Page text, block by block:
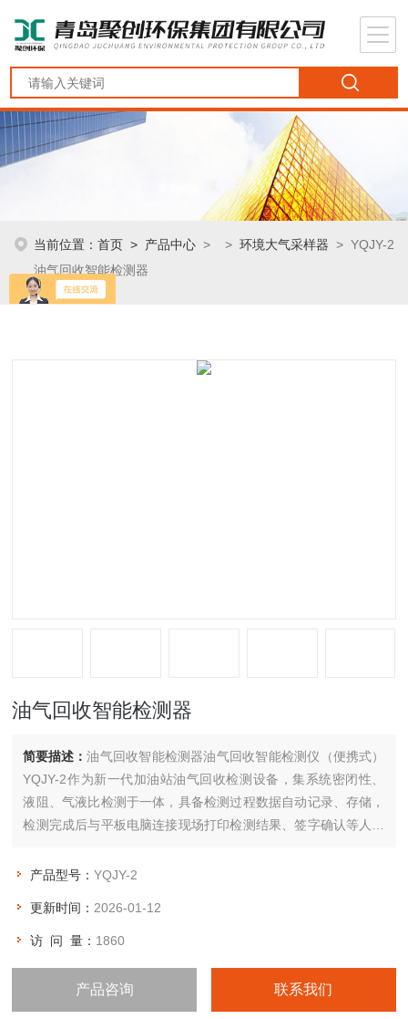
当前位置：首页 > 产品中心 > >环境大气采样器 > YQJY-2
油气回收智能检测器
油气回收智能检测器
简要描述：油气回收智能检测器油气回收智能检测仪（便携式）
YQJY-2作为新一代加油站油气回收检测设备，集系统密闭性、
液阻、气液比检测于一体，具备检测过程数据自动记录、存储，
检测完成后与平板电脑连接现场打印检测结果、签字确认等人性
产品型号：YQJY-2
更新时间： 2026-01-12
访 问 量： 1860
产品咨询 联系我们